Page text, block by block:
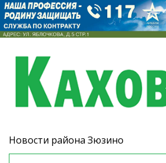
Новости района Зюзино